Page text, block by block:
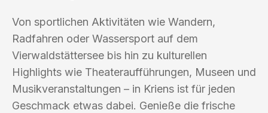
Von sportlichen Aktivitäten wie Wandern,
Radfahren oder Wassersport auf dem
Vierwaldstättersee bis hin zu kulturellen
Highlights wie Theateraufführungen, Museen und
Musikveranstaltungen – in Kriens ist für jeden
Geschmack etwas dabei. Genieße die frische